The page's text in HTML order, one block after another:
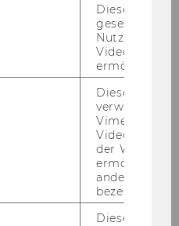
Dieses
gesetzt, um
Nutzung des
Videoplayers
ermöglichen
Dieses
verwendet,
Vimeo-
der WU-
ermöglichen
andere nicht
bezeichnete
Dieses